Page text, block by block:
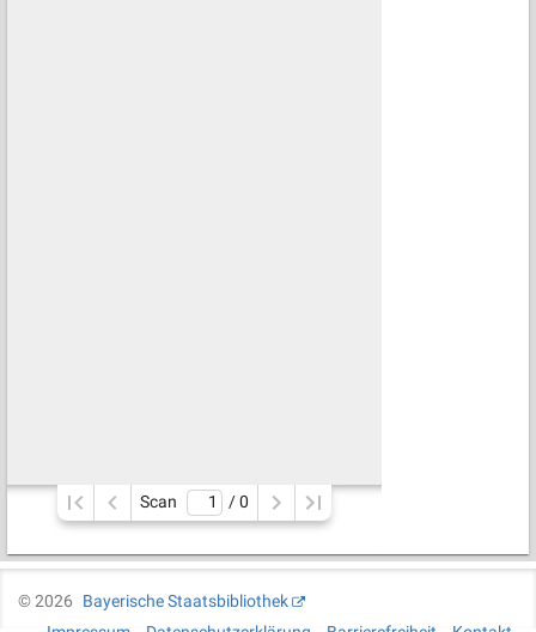
Scan / 0
©2026
Bayerische Staatsbibliothek